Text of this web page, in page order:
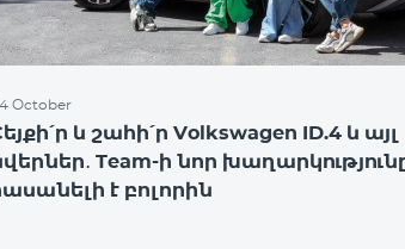
October
և շահի՛ր Volkswagen ID.4 և այլ
Team-ի նոր
է բոլորին